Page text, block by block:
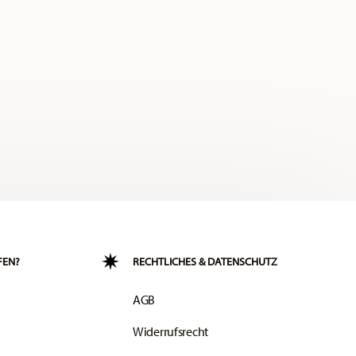
RECHTLICHES & DATENSCHUTZ
AGB
Widerrufsrecht